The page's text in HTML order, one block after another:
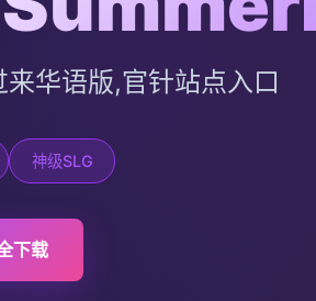
来华语版,官针站点入口
神级SLG
下载